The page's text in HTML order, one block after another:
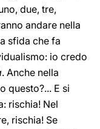
due, tre,
andare nella
sfida che fa
io credo
. Anche nella
questo?... E si
rischia! Nel
rischia! Se